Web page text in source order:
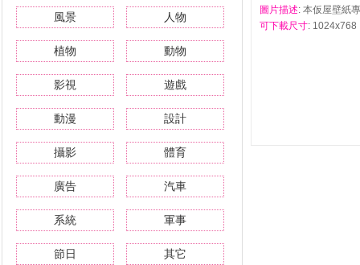
風景 人物
植物 動物
影視 遊戲
動漫 設計
攝影 體育
廣告 汽車
系統 軍事
節日 其它
圖片描述: 本仮屋壁紙
可下載尺寸: